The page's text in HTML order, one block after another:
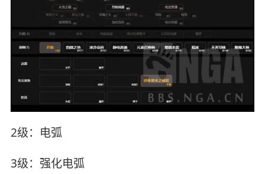
2级：电弧
3级：强化电弧